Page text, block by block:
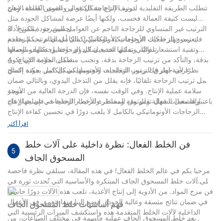
دورة الإنتاج بشكل فعال وتحسين كفاءة الإنتاج.
تتطلب الطريقة التقليدية لترتيب الزجاجة الكثير من القوى العاملة، وهي
ليست كثيفة العمالة فحسب، ولكنها أيضًا عرضة لمشاكل الجودة مثل
الترتيب غير المتساوي للزجاجة الناجم عن العوامل البشرية يمكن لأداة
فك رموز الزجاجات الأوتوماتيكية بالكامل إكمال أعمال ترتيب الزجاجة
تلقائيًا، وتقليل التشغيل اليدوي، وتقليل تكاليف العمالة.
3 تحسين جودة المنتج
يعتمد جهاز تفكيك الزجاجات الأوتوماتيكي بالكامل نظام تحكم متقدم
وتقنية استشعار، والتي يمكنها تحديد شكل الزجاجة وحجمها وموضعها
بدقة، والتأكد من ترتيب الزجاجة بدقة، وتجنب مشاكل الجودة التي تكون
عرضة لطرق الترتيب التقليدية، وتحسينها بشكل كبير. جودة المنتج.
4 ضمان سلامة الإنتاج
نظرًا لأن جهاز فك رموز الزجاجات الأوتوماتيكي بالكامل يمكنه إكمال
عمل ترتيب الزجاجة تلقائيًا، فإنه يقلل من التدخل اليدوي، وبالتالي ضمان
سلامة عملية الإنتاج. وفي الوقت نفسه، فإن الدرجة العالية من الأتمتة
والتشغيل السهل تقلل من المخاطر والأخطار الخفية في عملية الإنتاج
موجز
باعتبارها معدات فعالة وموثوقة ومستقرة لترتيب الزجاجات، فإن جهاز فك
الزجاجات الأوتوماتيكي بالكامل لا يلعب دورًا في تحسين كفاءة الإنتاج
وجودة المنتج فحسب، بل يقلل أيضًا من تكاليف العمالة بشكل فعال
سيتم استخدام أجهزة فك الزجاجات الأوتوماتيكية بالكامل على نطاق
اقرأ أكثر
5
فن الخلط الفعال: نظرة داخلية على آلات خلط
المسحوق الجاف
مرحبا بكم في عالم الخلط الفعال! في هذه المقالة، سنلقي نظرة فاحصة
على آلات خلط المسحوق الجاف المبتكرة والأساسية التي تُحدث ثورة في
فن مزج المواد. من الأدوية إلى إنتاج الأغذية، تلعب هذه الآلات دورًا حاسمًا
في ضمان نتائج متسقة وعالية الجودة. انضم إلينا بينما نتعمق في الأعمال
الداخلية لآلات الخلط المتقدمة هذه واستكشف الميزات الرئيسية التي
فهم أساسيات خلط المسحوق الجاف
يعد خلط المسحوق الجاف عملية حاسمة في مختلف الصناعات، من